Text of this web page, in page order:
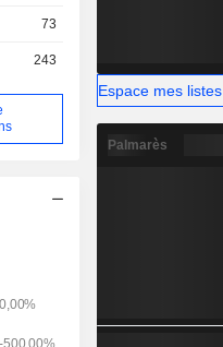
73
243
Espace mes listes
Palmarès